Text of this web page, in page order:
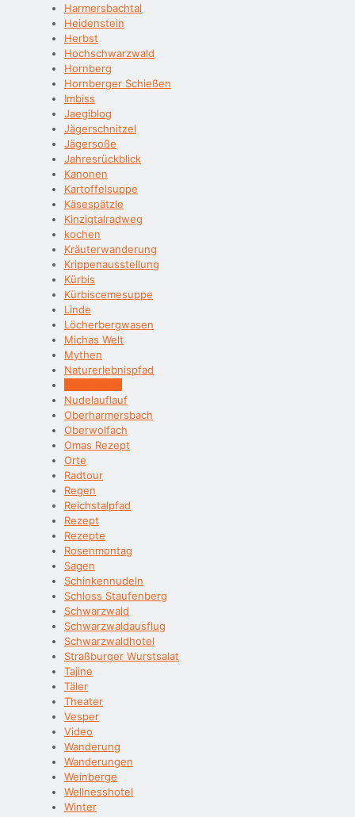
Harmersbachtal
Heidenstein
Herbst
Hochschwarzwald
Hornberg
Hornberger Schießen
Imbiss
Jaegiblog
Jägerschnitzel
Jägersoße
Jahresrückblick
Kanonen
Kartoffelsuppe
Käsespätzle
Kinzigtalradweg
kochen
Kräuterwanderung
Krippenausstellung
Kürbis
Kürbiscemesuppe
Linde
Löcherbergwasen
Michas Welt
Mythen
Naturerlebnispfad
Nudelauflauf
Oberharmersbach
Oberwolfach
Omas Rezept
Orte
Radtour
Regen
Reichstalpfad
Rezept
Rezepte
Rosenmontag
Sagen
Schinkennudeln
Schloss Staufenberg
Schwarzwald
Schwarzwaldausflug
Schwarzwaldhotel
Straßburger Wurstsalat
Tajine
Täler
Theater
Vesper
Video
Wanderung
Wanderungen
Weinberge
Wellnesshotel
Winter